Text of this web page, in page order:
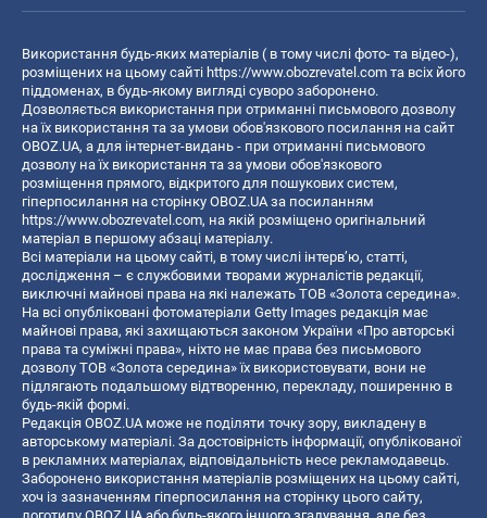
Використання будь-яких матеріалів ( в тому числі фото- та відео-),
розміщених на цьому сайті https://www.obozrevatel.com та всіх його
піддоменах, в будь-якому вигляді суворо заборонено.
Дозволяється використання при отриманні письмового дозволу
на їх використання та за умови обов'язкового посилання на сайт
OBOZ.UA, а для інтернет-видань - при отриманні письмового
дозволу на їх використання та за умови обов'язкового
розміщення прямого, відкритого для пошукових систем,
гіперпосилання на сторінку OBOZ.UA за посиланням
https://www.obozrevatel.com, на якій розміщено оригінальний
матеріал в першому абзаці матеріалу.
Всі матеріали на цьому сайті, в тому числі інтерв’ю, статті,
дослідження – є службовими творами журналістів редакції,
виключні майнові права на які належать ТОВ «Золота середина».
На всі опубліковані фотоматеріали Getty Images редакція має
майнові права, які захищаються законом України «Про авторські
права та суміжні права», ніхто не має права без письмового
дозволу ТОВ «Золота середина» їх використовувати, вони не
підлягають подальшому відтворенню, перекладу, поширенню в
будь-якій формі.
Редакція OBOZ.UA може не поділяти точку зору, викладену в
авторському матеріалі. За достовірність інформації, опублікованої
в рекламних матеріалах, відповідальність несе рекламодавець.
Заборонено використання матеріалів розміщених на цьому сайті,
хоч із зазначенням гіперпосилання на сторінку цього сайту,